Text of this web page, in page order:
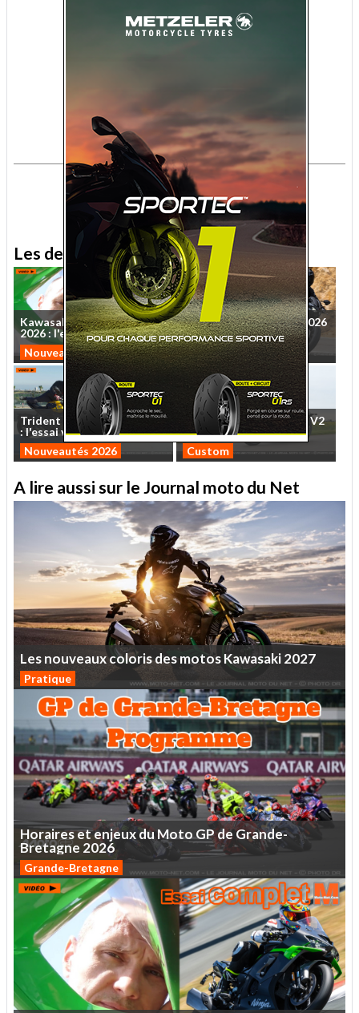
Les derniers essais MNC
KawasakiNinjaZX-10R
2026: l'essaividéosur...
Nouveautés 2026
EssaiKawasakiZ650S2026
:leroadsterquiveut...
Nouveautés 2026
Trident TigerSport660
: l'essaividéoMNCdes...
Nouveautés 2026
Essai QJMotorSRV600
V2
2026:cruisecontrol
Custom
A lire aussi sur le Journal moto du Net
LesnouveauxcolorisdesmotosKawasaki2027
Pratique
HorairesetenjeuxduMotoGPdeGrande-
Bretagne 2026
Grande-Bretagne